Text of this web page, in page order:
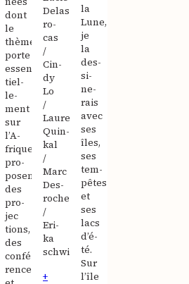
dont
le
thème
porte
essen­
tiel­
le­
ment
sur
l’A­
frique
pro­
posent
des
pro­
jec­
tions,
des
confé­
rences
Delas­
ro­
cas
/
Cin­
dy
Lo
/
Laurent
Quin­
kal
/
Marc
Des­
roches
/
Eri­
ka
schwinte
+
la
Lune,
je
la
des­
si­
ne­
rais
avec
ses
îles,
ses
tem­
pêtes
et
ses
lacs
d’é­
té.
Sur
l’île